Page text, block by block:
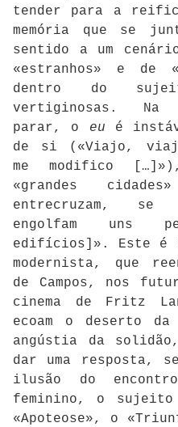
tender para a
memória que se
sentido a um
«estranhos» e de
dentro do
vertiginosas. Na
parar, o eu é
de si («Viajo, viajo
me modifico
«grandes
entrecruzam, se
engolfam uns
edifícios]». Este é
modernista, que
de Campos, nos
cinema de Fritz
ecoam o deserto
angústia da
dar uma resposta,
ilusão do
feminino, o
«Apoteose», o